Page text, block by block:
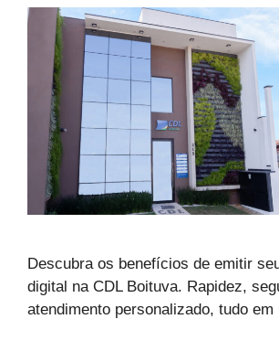
Descubra os benefícios de emitir
digital na CDL Boituva. Rapidez,
atendimento personalizado, tudo em